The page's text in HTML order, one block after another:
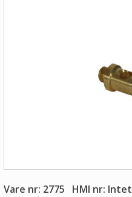
Vare nr: 2775 HMI nr: Intet